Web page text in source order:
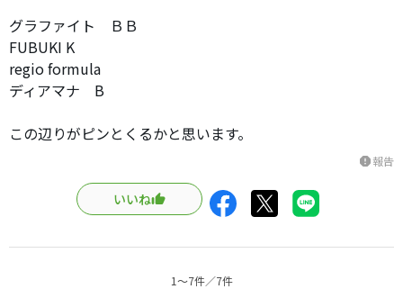
グラファイト ＢＢ
FUBUKI K
regio formula
ディアマナ B
この辺りがピンとくるかと思います。
report報告
いいね
1〜7件／7件